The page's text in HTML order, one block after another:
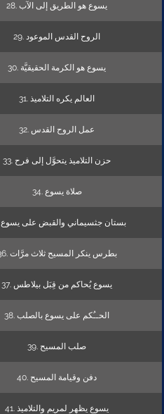
28. يسوع هو الطريق إلى الآب
29. الروح القدس الموعود
30. يسوع هو الكرمة الحقيقيَّة
31. العالم يكره التلاميذ
32. عمل الروح القدس
33. حزن التلاميذ يتحوَّل إلى فرح
34. صلاة يسوع
35. بستان جثسيماني والقبض على يسوع
36. بطرس ينكر المسيح ثلاث مرَّات
37. يسوع يُحاكم من قِبَل بيلاطس
38. الحــُكم على يسوع بالصلب
39. صلب المسيح
40. دفن وقيامة المسيح
41. يسوع يظهر لمريم والتلاميذ